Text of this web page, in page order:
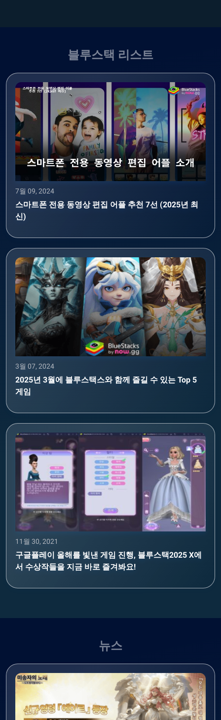
블루스택 리스트
7월 09, 2024
스마트폰 전용 동영상 편집 어플 추천 7선 (2025년 최
신)
3월 07, 2024
2025년 3월에 블루스택스와 함께 즐길 수 있는 Top 5
게임
11월 30, 2021
구글플레이 올해를 빛낸 게임 진행, 블루스택2025 X에
서 수상작들을 지금 바로 즐겨봐요!
뉴스